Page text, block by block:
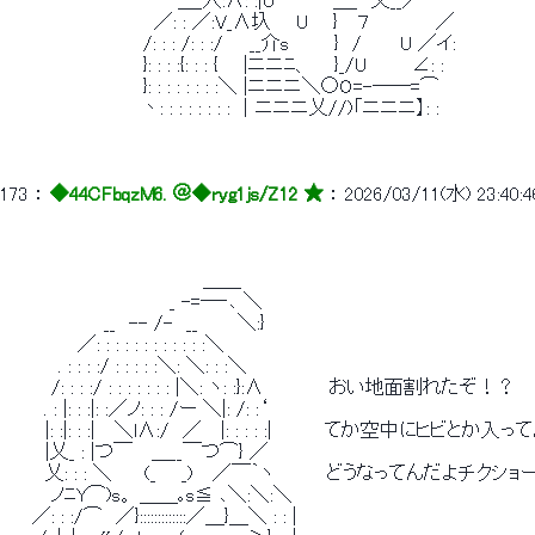
／: : ／:V_∧圦 　 U 　 } 　７　　　　　／
/: : : /: : :/　　__介s　　　 }　/　 　 U ／イ:
}: : : :{: : : { 　 |ニニﾆ、 　 }_/U　　　 ∠: :
}: : : : : : : :＼ |ニニニ＼○O=-──=⌒
丶: : : : : : : : ｜ニニニ乂//)「ニニニ】: :
173 ： ◆44CFbqzM6. ＠◆ryg1js/Z12 ★ ： 2026/03/11(水)
_ -=─‐､ ＼
__　-- /-　__　　　＼:}
／: : : : : : : : : : : :＼
. : : : :/ : : : : :＼: ＼: : :＼
/: : : :/ : : : : : : : |＼: ヽ: :}:∧　　　　　おい地面割れたぞ！？
. : |: : :|: :／ノ: : : /ー ＼|: /: :‘
|: :|: : :|　 ＼l∧:/　／　 |: : : : :|　　　　てか空中にヒビとか入っ
|乂_ : |つ￣　 ＿__￣つ⌒} ／
乂: : : ＼　　 (_ 　 _)　 ／￣｀ヽ　　　　どうなってんだよチクシ
ノﾆY⌒)s。 ＿＿｡s≦ ､＼:＼:＼
／: : :/⌒　／}:::::::::::::／＿}＿＼ : : |